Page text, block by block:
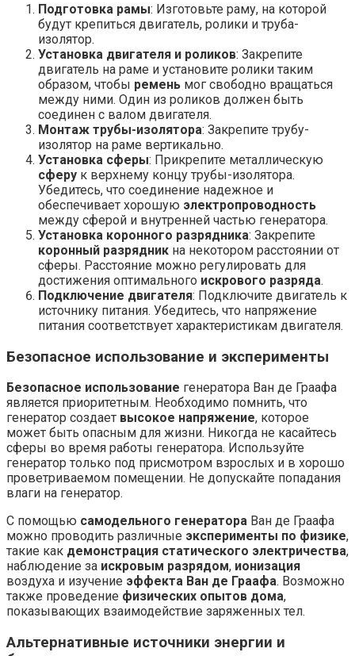
Подготовка рамы: Изготовьте раму, на которой
будут крепиться двигатель, ролики и труба-
изолятор.
Установка двигателя и роликов: Закрепите
двигатель на раме и установите ролики таким
образом, чтобы ремень мог свободно вращаться
между ними. Один из роликов должен быть
соединен с валом двигателя.
Монтаж трубы-изолятора: Закрепите трубу-
изолятор на раме вертикально.
Установка сферы: Прикрепите металлическую
сферу к верхнему концу трубы-изолятора.
Убедитесь, что соединение надежное и
обеспечивает хорошую электропроводность
между сферой и внутренней частью генератора.
Установка коронного разрядника: Закрепите
коронный разрядник на некотором расстоянии от
сферы. Расстояние можно регулировать для
достижения оптимального искрового разряда.
Подключение двигателя: Подключите двигатель к
источнику питания. Убедитесь, что напряжение
питания соответствует характеристикам двигателя.
Безопасное использование и эксперименты
Безопасное использование генератора Ван де Граафа
является приоритетным. Необходимо помнить, что
генератор создает высокое напряжение, которое
может быть опасным для жизни. Никогда не касайтесь
сферы во время работы генератора. Используйте
генератор только под присмотром взрослых и в хорошо
проветриваемом помещении. Не допускайте попадания
влаги на генератор.
С помощью самодельного генератора Ван де Граафа
можно проводить различные эксперименты по физике,
такие как демонстрация статического электричества,
наблюдение за искровым разрядом, ионизация
воздуха и изучение эффекта Ван де Граафа. Возможно
также проведение физических опытов дома,
показывающих взаимодействие заряженных тел.
Альтернативные источники энергии и